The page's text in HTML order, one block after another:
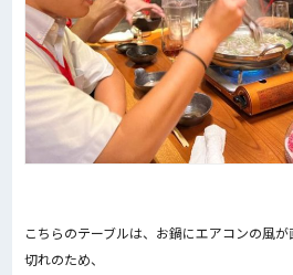
こちらのテーブルは、お鍋にエアコンの風
切れのため、